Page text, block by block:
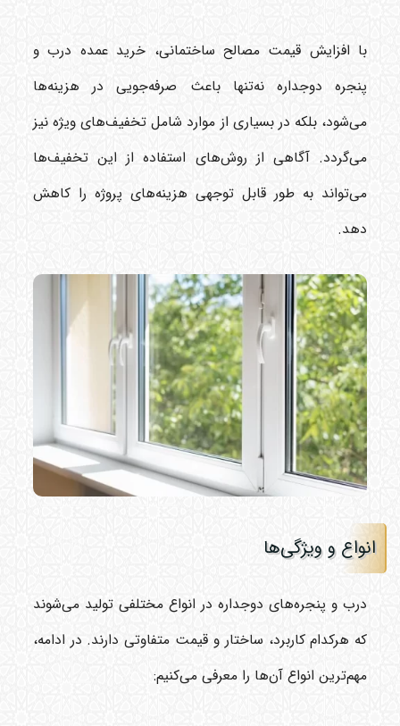
با افزایش قیمت مصالح ساختمانی، خرید عمده درب و
پنجره دوجداره نه‌تنها باعث صرفه‌جویی در هزینه‌ها
می‌شود، بلکه در بسیاری از موارد شامل تخفیف‌های ویژه نیز
می‌گردد. آگاهی از روش‌های استفاده از این تخفیف‌ها
می‌تواند به طور قابل توجهی هزینه‌های پروژه را کاهش
دهد.
انواع و ویژگی‌ها
درب و پنجره‌های دوجداره در انواع مختلفی تولید می‌شوند
که هرکدام کاربرد، ساختار و قیمت متفاوتی دارند. در ادامه،
مهم‌ترین انواع آن‌ها را معرفی می‌کنیم: